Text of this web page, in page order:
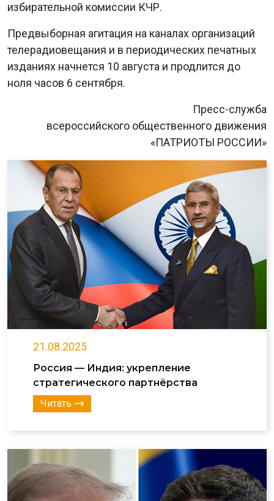
избирательной комиссии КЧР.
Предвыборная агитация на каналах организаций
телерадиовещания и в периодических печатных
изданиях начнется 10 августа и продлится до
ноля часов 6 сентября.
Пресс-служба
всероссийского общественного движения
«ПАТРИОТЫ РОССИИ»
21.08.2025
Россия — Индия: укрепление
стратегического партнёрства
Читать